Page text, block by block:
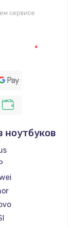
сервисе
ноутбуков